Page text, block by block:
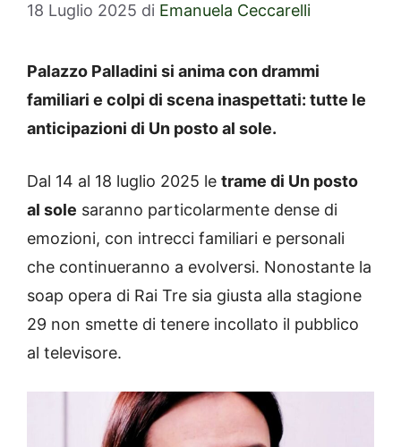
18 Luglio 2025 di Emanuela Ceccarelli
Palazzo Palladini si anima con drammi
familiari e colpi di scena inaspettati: tutte le
anticipazioni di Un posto al sole.
Dal 14 al 18 luglio 2025 le trame di Un posto
al sole saranno particolarmente dense di
emozioni, con intrecci familiari e personali
che continueranno a evolversi. Nonostante la
soap opera di Rai Tre sia giusta alla stagione
29 non smette di tenere incollato il pubblico
al televisore.